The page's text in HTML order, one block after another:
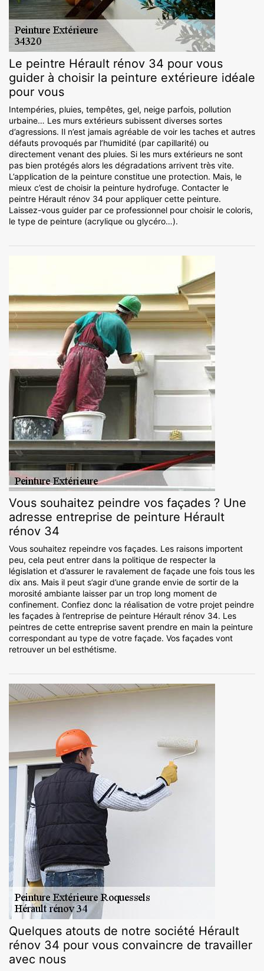
Le peintre Hérault rénov 34 pour vous
guider à choisir la peinture extérieure idéale
pour vous
Intempéries, pluies, tempêtes, gel, neige parfois, pollution
urbaine… Les murs extérieurs subissent diverses sortes
d’agressions. Il n’est jamais agréable de voir les taches et autres
défauts provoqués par l’humidité (par capillarité) ou
directement venant des pluies. Si les murs extérieurs ne sont
pas bien protégés alors les dégradations arrivent très vite.
L’application de la peinture constitue une protection. Mais, le
mieux c’est de choisir la peinture hydrofuge. Contacter le
peintre Hérault rénov 34 pour appliquer cette peinture.
Laissez-vous guider par ce professionnel pour choisir le coloris,
le type de peinture (acrylique ou glycéro…).
Vous souhaitez peindre vos façades ? Une
adresse entreprise de peinture Hérault
rénov 34
Vous souhaitez repeindre vos façades. Les raisons importent
peu, cela peut entrer dans la politique de respecter la
législation et d’assurer le ravalement de façade une fois tous les
dix ans. Mais il peut s’agir d’une grande envie de sortir de la
morosité ambiante laisser par un trop long moment de
confinement. Confiez donc la réalisation de votre projet peindre
les façades à l’entreprise de peinture Hérault rénov 34. Les
peintres de cette entreprise savent prendre en main la peinture
correspondant au type de votre façade. Vos façades vont
retrouver un bel esthétisme.
Quelques atouts de notre société Hérault
rénov 34 pour vous convaincre de travailler
avec nous